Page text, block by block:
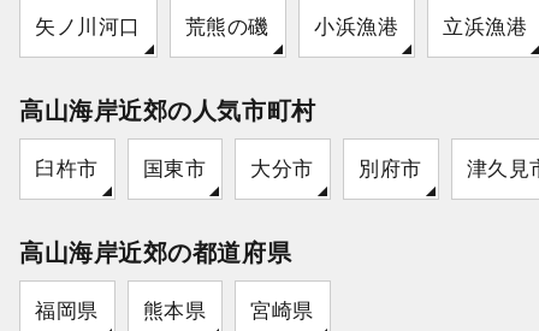
矢ノ川河口 荒熊の磯 小浜漁港 立浜漁港
高山海岸近郊の人気市町村
臼杵市 国東市 大分市 別府市 津久見
高山海岸近郊の都道府県
福岡県 熊本県 宮崎県